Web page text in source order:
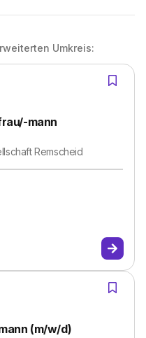
Umkreis:
mann
Remscheid
(m/w/d)